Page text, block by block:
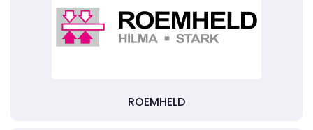
ROEMHELD